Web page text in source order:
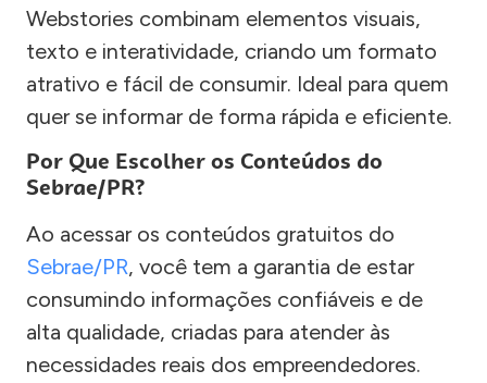
Webstories combinam elementos visuais,
texto e interatividade, criando um formato
atrativo e fácil de consumir. Ideal para quem
quer se informar de forma rápida e eficiente.
Por Que Escolher os Conteúdos do
Sebrae/PR?
Ao acessar os conteúdos gratuitos do
Sebrae/PR, você tem a garantia de estar
consumindo informações confiáveis e de
alta qualidade, criadas para atender às
necessidades reais dos empreendedores.